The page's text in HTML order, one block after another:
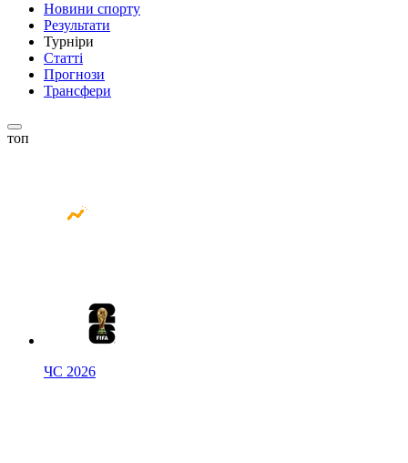
Новини спорту
Результати
Турніри
Статті
Прогнози
Трансфери
топ
ЧС 2026